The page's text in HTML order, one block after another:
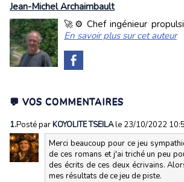
Jean-Michel Archaimbault
🚀⚙️ Chef ingénieur
En savoir plus sur cet auteur
💬 VOS COMMENTAIRES
1.Posté parKOYOLITE TSEILAle 23/10/2022
Merci beaucoup pour ce jeu
de ces romans et j'ai triché un peu
des écrits de ces deux écrivains.
mes résultats de ce jeu de piste.